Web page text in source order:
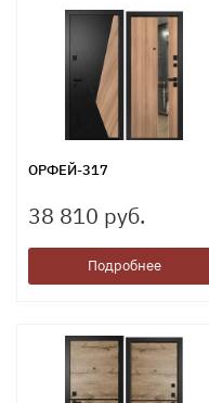
ОРФЕЙ-317
38 810 руб.
Подробнее